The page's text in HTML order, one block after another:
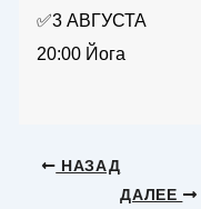
✅3 АВГУСТА
20:00 Йога
НАЗАД
ДАЛЕЕ